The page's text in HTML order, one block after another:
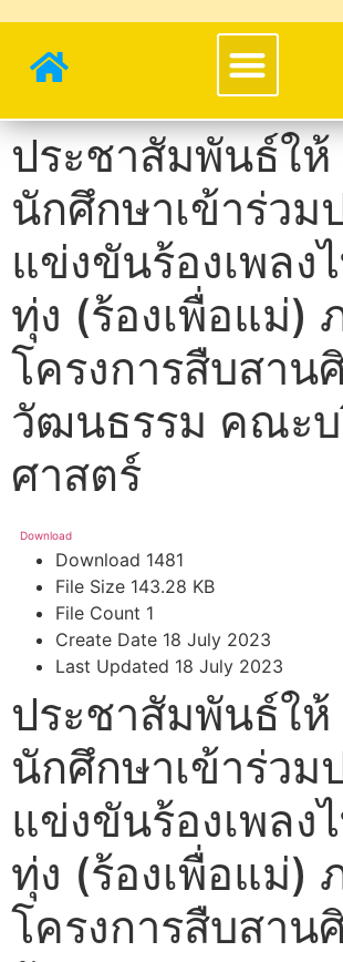
ประชาสัมพันธ์ให้
นักศึกษาเข้าร่วม
แข่งขันร้องเพลง
ทุ่ง (ร้องเพื่อแม่)
โครงการสืบสาน
วัฒนธรรม คณะบ
ศาสตร์
Download
Download 1481
File Size 143.28 KB
File Count 1
Create Date 18 July 2023
Last Updated 18 July 2023
ประชาสัมพันธ์ให้
นักศึกษาเข้าร่วม
แข่งขันร้องเพลง
ทุ่ง (ร้องเพื่อแม่)
โครงการสืบสาน